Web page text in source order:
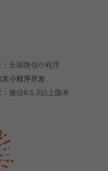
：全国微信小程序
京小程序开发
：微信6.5.3以上版本